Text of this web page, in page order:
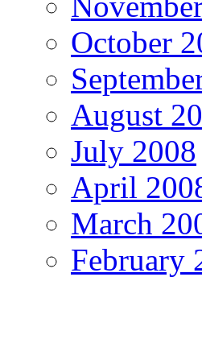
October
August
July 2008
April
March
February